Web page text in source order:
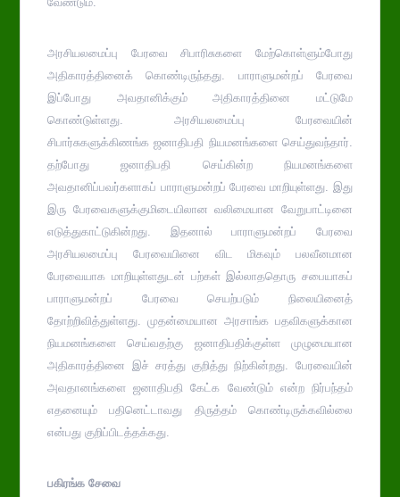
அரசியலமைப்பு பேரவை சிபாரிசுகளை மேற்கொள்ளும்போது
அதிகாரத்தினைக் கொண்டிருந்தது. பாராளுமன்றப் பேரவை
இப்போது அவதானிக்கும் அதிகாரத்தினை மட்டுமே
கொண்டுள்ளது. அரசியலமைப்பு பேரவையின்
சிபார்சுகளுக்கிணங்க ஜனாதிபதி நியமனங்களை செய்துவந்தார்.
தற்போது ஜனாதிபதி செய்கின்ற நியமனங்களை
அவதானிப்பவர்களாகப் பாராளுமன்றப் பேரவை மாறியுள்ளது. இது
இரு பேரவைகளுக்குமிடையிலான வலிமையான வேறுபாட்டினை
எடுத்துகாட்டுகின்றது. இதனால் பாராளுமன்றப் பேரவை
அரசியலமைப்பு பேரவையினை விட மிகவும் பலவீனமான
பேரவையாக மாறியுள்ளதுடன் பற்கள் இல்லாததொரு சபையாகப்
பாராளுமன்றப் பேரவை செயற்படும் நிலையினைத்
தோற்றிவித்துள்ளது. முதன்மையான அரசாங்க பதவிகளுக்கான
நியமனங்களை செய்வதற்கு ஜனாதிபதிக்குள்ள முழுமையான
அதிகாரத்தினை இச் சரத்து குறித்து நிற்கின்றது. பேரவையின்
அவதானங்களை ஜனாதிபதி கேட்க வேண்டும் என்ற நிர்பந்தம்
எதனையும் பதினெட்டாவது திருத்தம் கொண்டிருக்கவில்லை
என்பது குறிப்பிடத்தக்கது.
பகிரங்க சேவை